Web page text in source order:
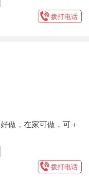
拨打电话
做，在家可做，可＋
拨打电话